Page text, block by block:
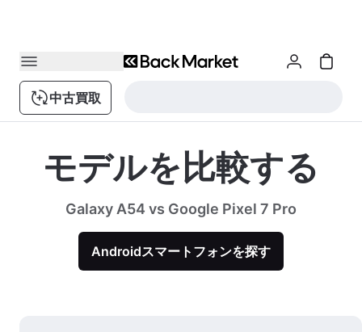
中古買取
モデルを比較する
Galaxy A54 vs Google Pixel 7 Pro
Androidスマートフォンを探す